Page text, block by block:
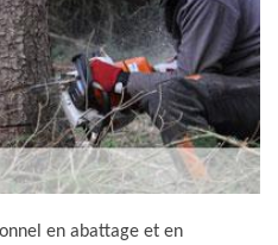
en abattage et en